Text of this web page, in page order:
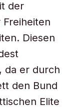
der
Diesen
da er durch
den Bund
Elite